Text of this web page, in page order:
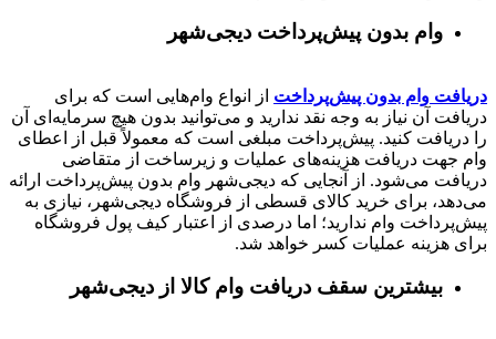
وام بدون پیش‌پرداخت‌ دیجی‌شهر
دریافت وام بدون پیش‌پرداخت از انواع وام‌هایی است که برای
دریافت آن نیاز به وجه نقد ندارید و می‌توانید بدون هیچ سرمایه‌ای آن
را دریافت کنید. پیش‌پرداخت مبلغی است که معمولاً قبل از اعطای
وام جهت دریافت هزینه‌های عملیات و زیرساخت از متقاضی
دریافت می‌شود. از آنجایی که دیجی‌شهر وام بدون پیش‌پرداخت ارائه
می‌دهد، برای خرید کالای قسطی از فروشگاه دیجی‌شهر، نیازی به
پیش‌پرداخت وام ندارید؛ اما درصدی از اعتبار کیف پول فروشگاه
برای هزینه عملیات کسر خواهد شد.
بیشترین سقف دریافت وام کالا از دیجی‌شهر